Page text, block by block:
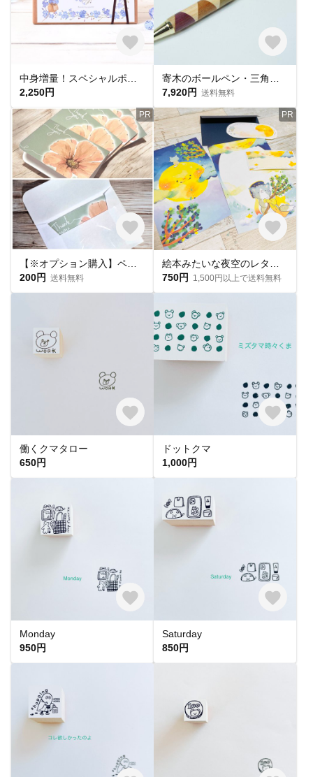
2,250円
7,920円 送料無料
PR
200円 送料無料
PR
750円
1,500円以上で送料無料
働くクマタロー
650円
ドットクマ
1,000円
Monday
950円
Saturday
850円